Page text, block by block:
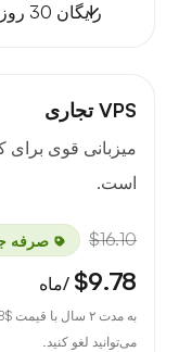
رایگان
VPS تجاری
میزبانی قوی
است.
$16.10 صرفه
$9.78 /ماه
به مدت ۲ سال با قیمت $9.78
می‌توانید لغو کنید.